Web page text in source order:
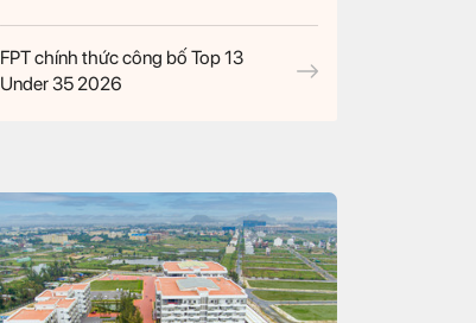
FPT chính thức công bố Top 13
Under 35 2026